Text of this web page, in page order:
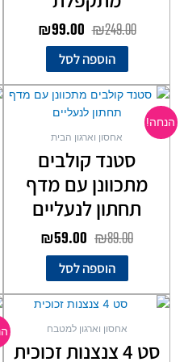
₪249.00
₪99.00
הוספה לסל
הנחה!
אחסון וארגון הבית
סטנד קולבים
מתכוונן עם מדף
תחתון לנעליים
₪89.00
המחיר
המקורי
היה:
₪89.00.
₪59.00
₪59.00.
הוספה לסל
אחסון וארגון למטבח
סט 4 צנצנות זכוכית